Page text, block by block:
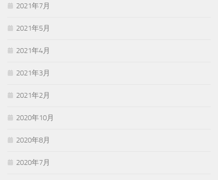
2021年7月
2021年5月
2021年4月
2021年3月
2021年2月
2020年10月
2020年8月
2020年7月